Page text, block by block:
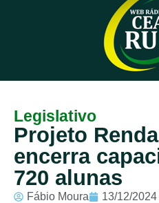
Sobre
Legislativo
Projeto
encerra
720 alunas
Fábio Moura 13/12/2024